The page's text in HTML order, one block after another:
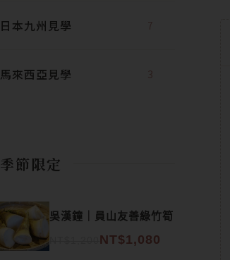
日本九州見學 7
馬來西亞見學 3
季節限定
吳漢鐘｜員山友善綠竹筍
NT$1,080